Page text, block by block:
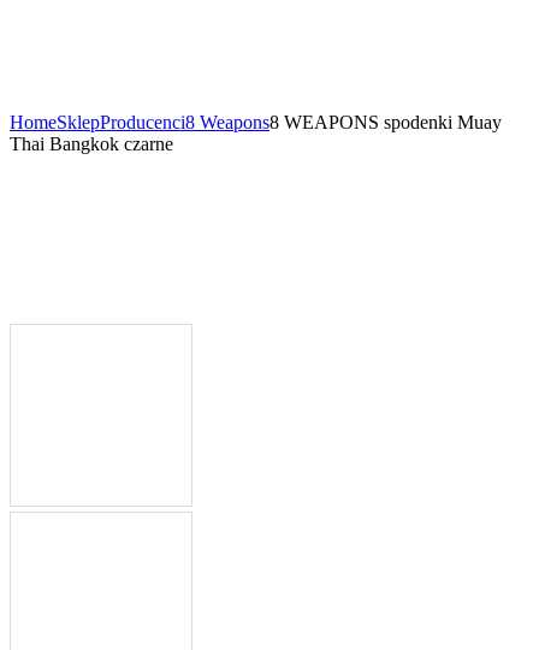
HomeSklepProducenci8 Weapons8 WEAPONS spodenki Muay
Thai Bangkok czarne